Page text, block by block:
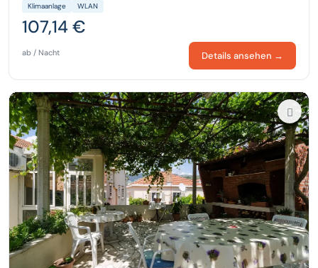
Klimaanlage WLAN
107,14 €
ab / Nacht Details ansehen →